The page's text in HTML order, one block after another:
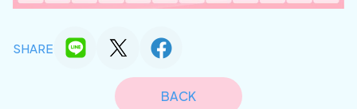
SHARE
BACK